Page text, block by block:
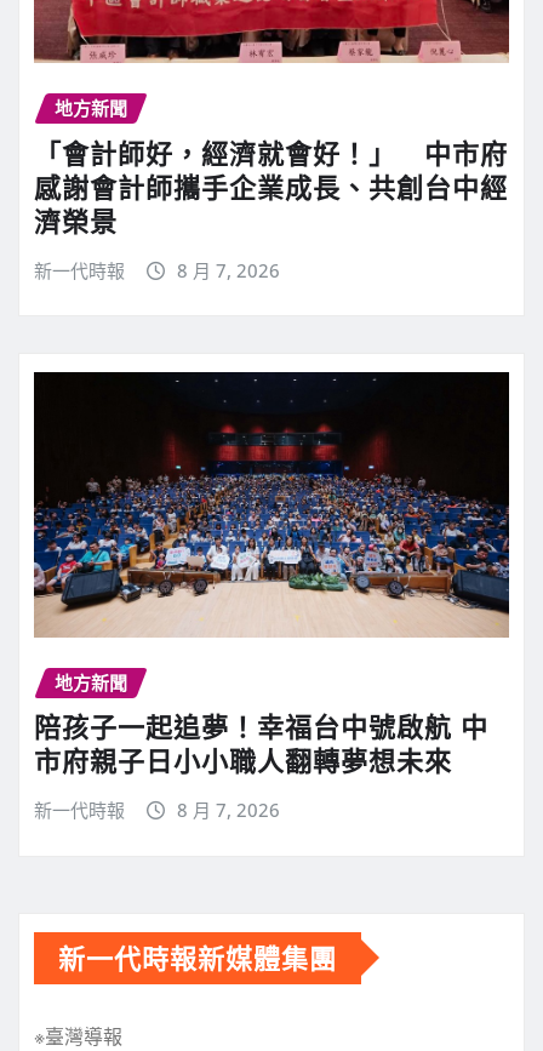
地方新聞
「會計師好，經濟就會好！」 中市府
感謝會計師攜手企業成長、共創台中經
濟榮景
新一代時報 8 月 7, 2026
地方新聞
陪孩子一起追夢！幸福台中號啟航 中
市府親子日小小職人翻轉夢想未來
新一代時報 8 月 7, 2026
新一代時報新媒體集團
※臺灣導報